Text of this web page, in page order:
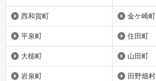
西和賀町 金ケ崎町
平泉町 住田町
大槌町 山田町
岩泉町 田野畑村